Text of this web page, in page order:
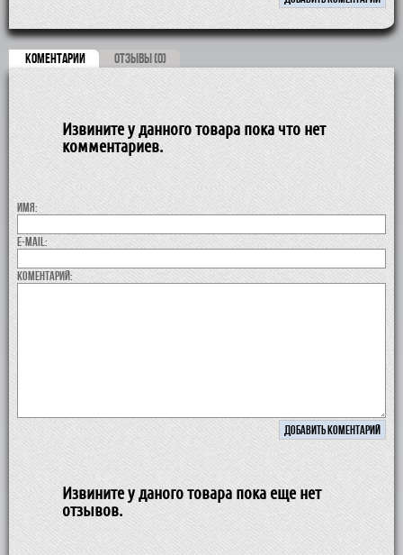
КОМЕНТАРИИ ОТЗЫВЫ (0)
Извините у данного товара пока что нет
комментариев.
Имя:
E-MAIL:
коментарий:
Извините у даного товара пока еще нет
отзывов.